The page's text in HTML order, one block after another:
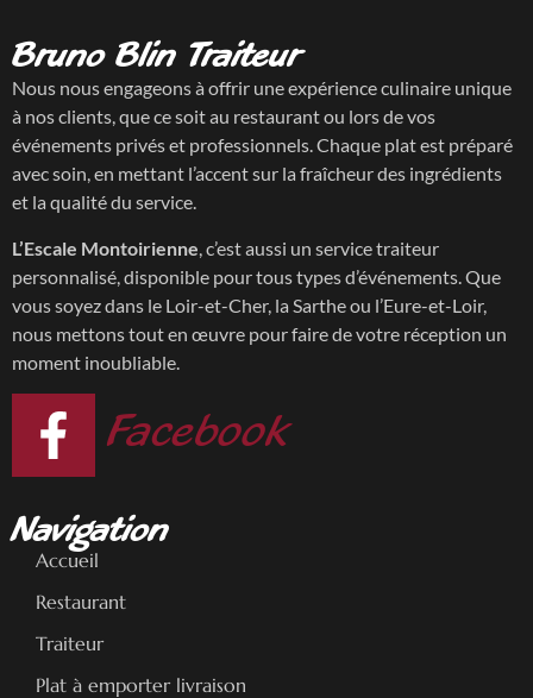
Bruno Blin Traiteur
Nous nous engageons à offrir une expérience culinaire unique
à nos clients, que ce soit au restaurant ou lors de vos
événements privés et professionnels. Chaque plat est préparé
avec soin, en mettant l’accent sur la fraîcheur des ingrédients
et la qualité du service.
L’Escale Montoirienne , c’est aussi un service traiteur
personnalisé, disponible pour tous types d’événements. Que
vous soyez dans le Loir-et-Cher, la Sarthe ou l’Eure-et-Loir,
nous mettons tout en œuvre pour faire de votre réception un
moment inoubliable.
Facebook
Navigation
Accueil
Restaurant
Traiteur
Plat à emporter livraison